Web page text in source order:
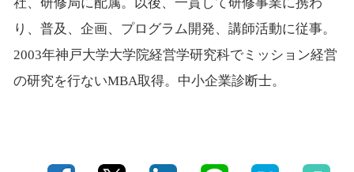
り、普及、企画、プログラム開発、講師活動に従事。
2003年神戸大学大学院経営学研究科でミッション経営
の研究を行ないMBA取得。中小企業診断士。